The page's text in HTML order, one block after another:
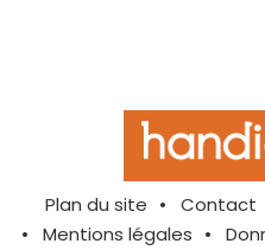
Plan du site Contact
Mentions légales